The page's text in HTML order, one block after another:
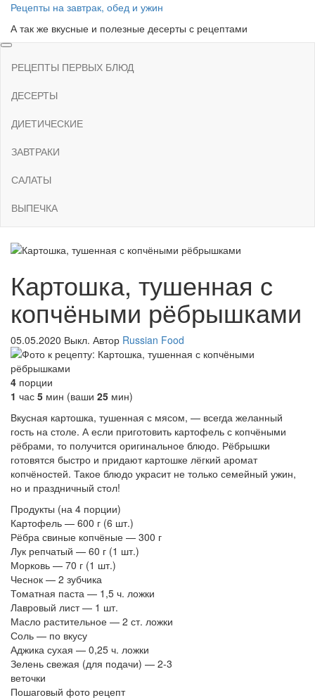
Skip
the
content
Рецепты на завтрак, обед и ужин
А так же вкусные и полезные десерты с рецептами
РЕЦЕПТЫ ПЕРВЫХ БЛЮД
ДЕСЕРТЫ
ДИЕТИЧЕСКИЕ
ЗАВТРАКИ
САЛАТЫ
ВЫПЕЧКА
Картошка, тушенная с
копчёными рёбрышками
05.05.2020 Выкл. Автор Russian Food
4 порции
1 час 5 мин (ваши 25 мин)
Вкусная картошка, тушенная с мясом, — всегда желанный
гость на столе. А если приготовить картофель с копчёными
рёбрами, то получится оригинальное блюдо. Рёбрышки
готовятся быстро и придают картошке лёгкий аромат
копчёностей. Такое блюдо украсит не только семейный ужин,
но и праздничный стол!
Продукты (на 4 порции)
Картофель — 600 г (6 шт.)
Рёбра свиные копчёные — 300 г
Лук репчатый — 60 г (1 шт.)
Морковь — 70 г (1 шт.)
Чеснок — 2 зубчика
Томатная паста — 1,5 ч. ложки
Лавровый лист — 1 шт.
Масло растительное — 2 ст. ложки
Соль — по вкусу
Аджика сухая — 0,25 ч. ложки
Зелень свежая (для подачи) — 2-3
веточки
Пошаговый фото рецепт